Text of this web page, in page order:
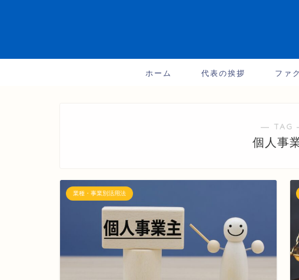
ホーム 代表の挨拶 ファ
― TAG
個人事
業種・事業別活用法